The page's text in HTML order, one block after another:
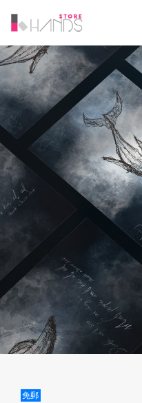
免郵